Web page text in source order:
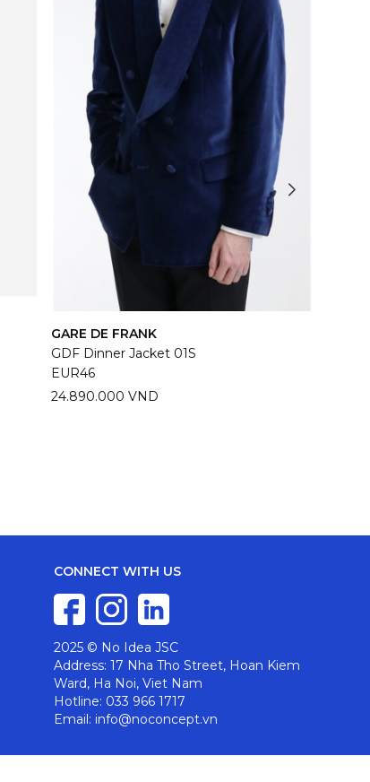
GARE DE FRANK
GDF Dinner Jacket 01S
EUR46
24.890.000 VND
CONNECT WITH US
2025 © No Idea JSC
Address: 17 Nha Tho Street, Hoan Kiem
Ward, Ha Noi, Viet Nam
Hotline: 033 966 1717
Email: info@noconcept.vn